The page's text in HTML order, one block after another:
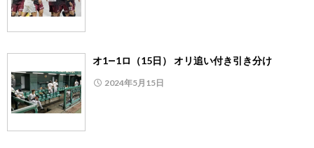
オ1―1ロ（15日） オリ追い付き引き分け
2024年5月15日